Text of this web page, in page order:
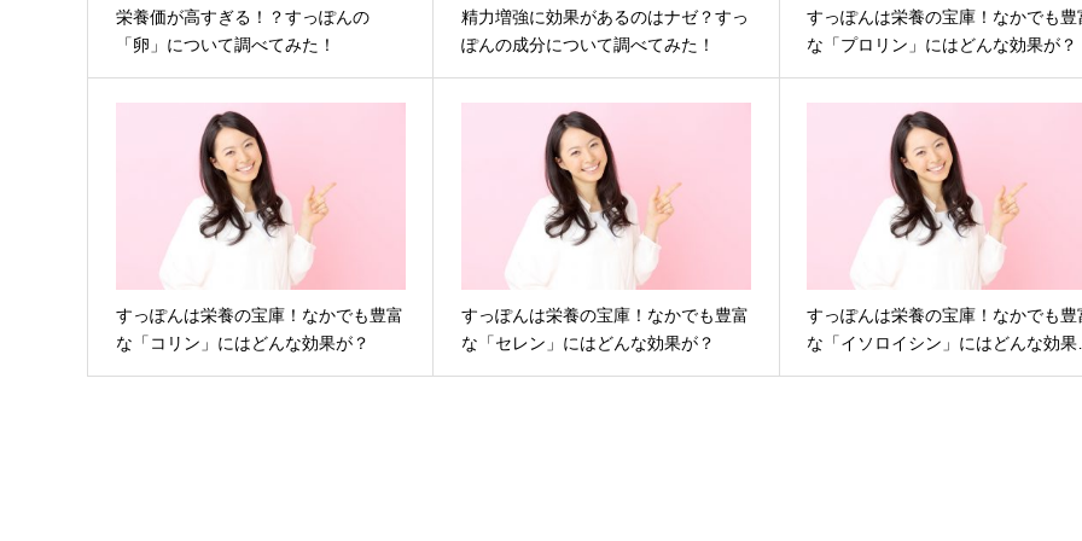
栄養価が高すぎる！？すっぽんの
「卵」について調べてみた！
精力増強に効果があるのはナゼ？すっ
ぽんの成分について調べてみた！
すっぽんは栄養の宝庫！なかでも豊
な「プロリン」にはどんな効果が？
すっぽんは栄養の宝庫！なかでも豊富
な「コリン」にはどんな効果が？
すっぽんは栄養の宝庫！なかでも豊富
な「セレン」にはどんな効果が？
すっぽんは栄養の宝庫！なかでも豊
な「イソロイシン」にはどんな効果